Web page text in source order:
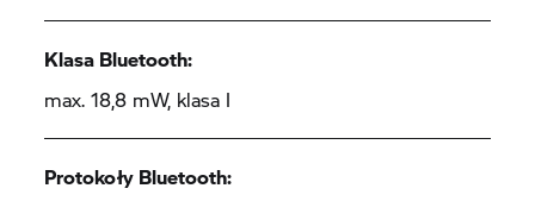
Klasa Bluetooth:
max. 18,8 mW, klasa I
Protokoły Bluetooth: